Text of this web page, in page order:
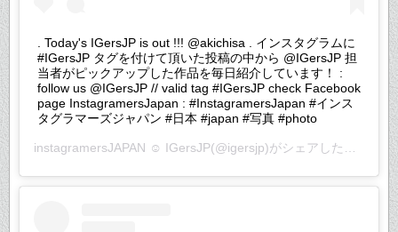
. Today's IGersJP is out !!! @akichisa . インスタグラムに
#IGersJP タグを付けて頂いた投稿の中から @IGersJP 担
当者がピックアップした作品を毎日紹介しています！ :
follow us @IGersJP // valid tag #IGersJP check Facebook
page InstagramersJapan : #InstagramersJapan #インス
タグラマーズジャパン #日本 #japan #写真 #photo
instagramersJAPAN ☺︎ IGersJP(@igersjp)がシェアした投稿 –